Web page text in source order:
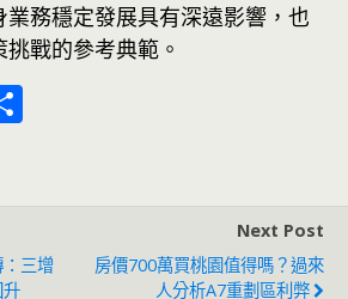
務穩定發展具有深遠影響，也
戰的參考典範。
三增
Next Post
房價700萬買桃園值得嗎？過來
人分析A7重劃區利弊